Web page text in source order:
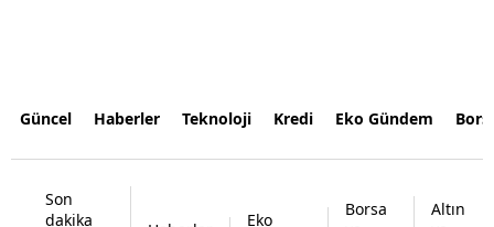
Güncel Haberler Teknoloji Kredi Eko Gündem
Son
dakika
Eko
Borsa
Altın